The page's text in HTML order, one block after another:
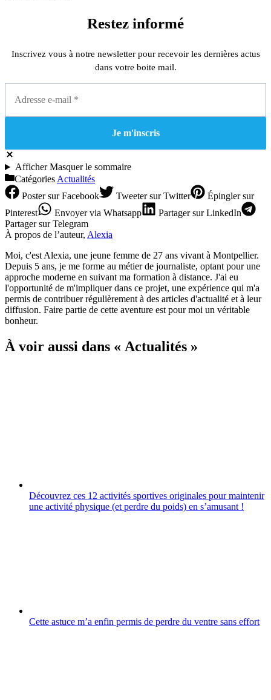
Restez informé
Inscrivez vous à notre newsletter pour recevoir les dernières actus
dans votre boite mail.
AfficherMasquerle sommaire
Catégories Actualités
Postersur Facebook Tweetersur Twitter Épinglersur
Pinterest
Envoyervia Whatsapp Partagersur LinkedIn
Partagersur Telegram
À propos de l’auteur, Alexia
Moi, c'est Alexia, une jeune femme de 27 ans vivant à Montpellier.
Depuis 5 ans, je me forme au métier de journaliste, optant pour une
approche moderne en suivant ma formation à distance. J'ai eu
l'opportunité de m'impliquer dans ce projet, une expérience qui m'a
permis de contribuer régulièrement à des articles d'actualité et à leur
diffusion. Faire partie de cette aventure est pour moi un véritable
bonheur.
À voir aussi dans « Actualités »
Découvrez ces 12 activités sportives originales pour maintenir
une activité physique (et perdre du poids) en sʼamusant !
Cette astuce m’a enfin permis de perdre du ventre sans effort